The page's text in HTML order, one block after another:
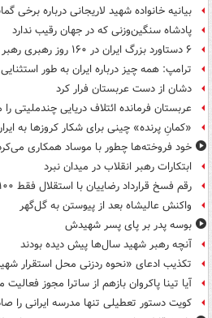
بیانیه خانواده شهید لاریجانی درباره برخی
پادشاه سنگین‌وزنی که در جهان رقیب ندارد
۶ دستاورد بزرگ ایران در ۱۶۰ روز رهبری رهبر انقلاب
ترامپ: همه چیز درباره ایران به طور
دشان از دست عربستان فرار کرد
عربستان فرمانده ائتلاف دریایی چندملیتی
«کمانِ پرنده» چینی برای شکار کروزها به
خود فروخته‌ها چطور با موساد همکاری
ابتکارات رهبر انقلاب در میدان نبرد
رقم فسخ قرارداد رضاییان با استقلال فقط ۱۰۰میلیون تومان!
واکنش عالیشاه بعد از پیوستن به گل‌گهر
بوسه‌ پدر بر پای پسر شهیدش
آنچه رهبر شهید سال‌ها پیش دیده بودند
تکذیب ادعای «نحوه ردزنی محل استقرار
آیا تینا پاکروان بازهم از ساترا مجوز فعالیت
کویت دستور تعطیلی تنها مدرسه ایرانی را